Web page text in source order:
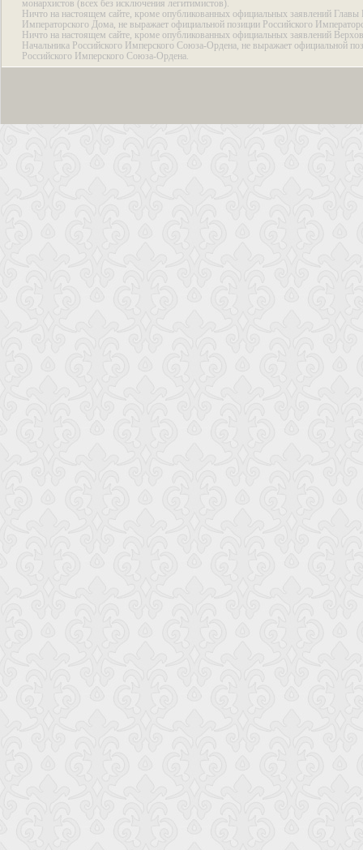
монархистов (всех без исключения легитимистов).
Ничто на настоящем сайте, кроме опубликованных официальных заявлений Главы
Императорского Дома, не выражает официальной позиции Российского
Ничто на настоящем сайте, кроме опубликованных официальных заявлений
Начальника Российского Имперского Союза-Ордена, не выражает официальной
Российского Имперского Союза-Ордена.